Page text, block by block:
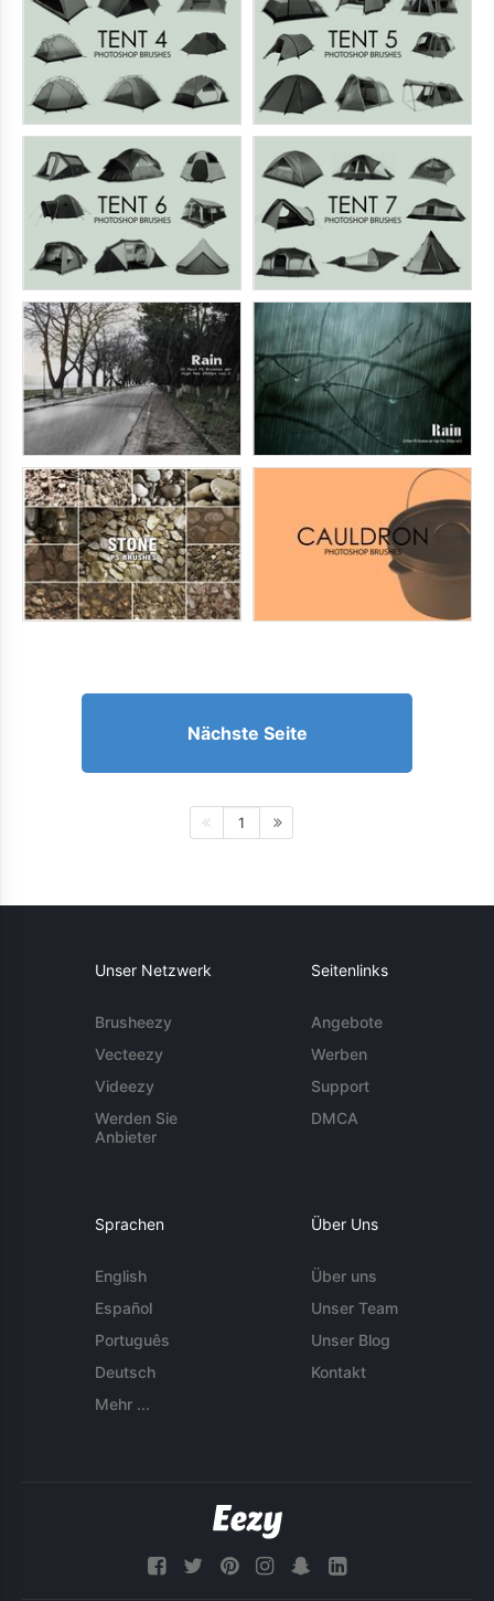
Nächste Seite
1
Unser Netzwerk
Brusheezy
Vecteezy
Videezy
Werden Sie
Anbieter
Seitenlinks
Angebote
Werben
Support
DMCA
Sprachen
English
Español
Português
Deutsch
Mehr ...
Über Uns
Über uns
Unser Team
Unser Blog
Kontakt